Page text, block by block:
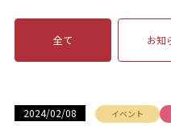
全て お知
2024/02/08 イベント